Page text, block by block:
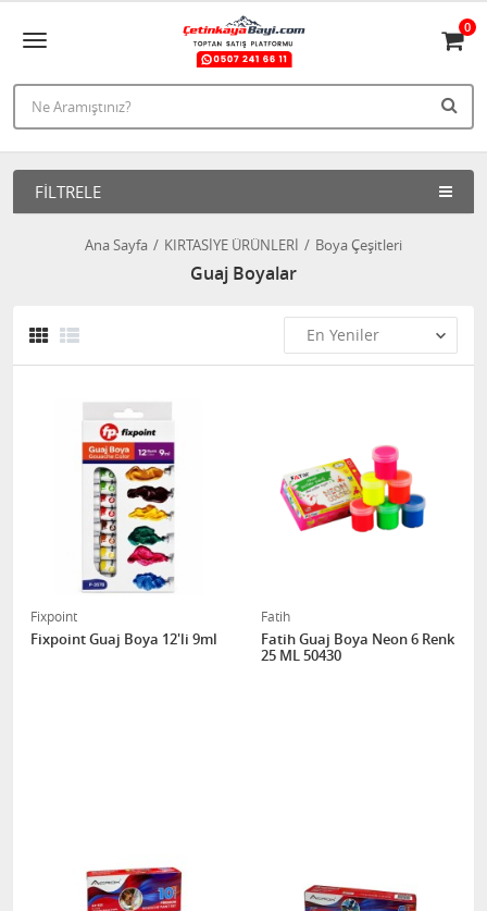
0
FILTRELE
Ana Sayfa KIRTASİYE ÜRÜNLERİ Boya Çeşitleri
Guaj Boyalar
Fixpoint
Fixpoint Guaj Boya 12'li 9ml
Fatih
Fatih Guaj Boya Neon 6 Renk
25 ML 50430